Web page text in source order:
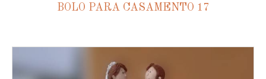
BOLO PARA CASAMENTO 17